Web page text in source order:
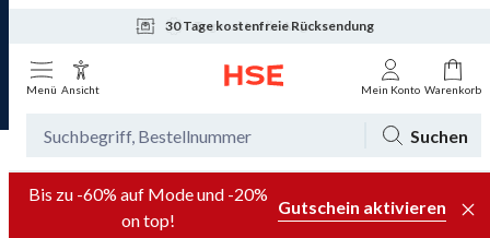
30 Tage kostenfreie Rücksendung
Tagesaktuelle Angebote
Menü Ansicht Mein Konto Warenkorb
Suchen
Bis zu -60% auf Mode und -20%
on top!
Gutschein aktivieren